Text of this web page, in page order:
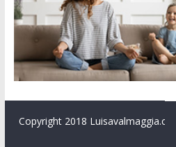
Copyright 2018 Luisavalmaggia.com